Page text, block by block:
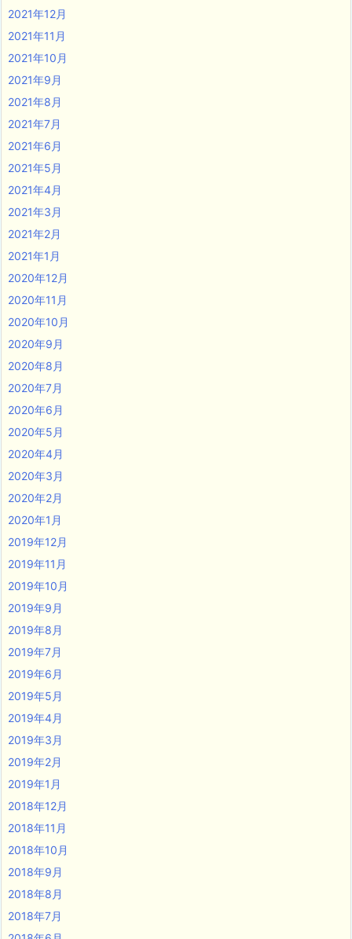
2021年12月
2021年11月
2021年10月
2021年9月
2021年8月
2021年7月
2021年6月
2021年5月
2021年4月
2021年3月
2021年2月
2021年1月
2020年12月
2020年11月
2020年10月
2020年9月
2020年8月
2020年7月
2020年6月
2020年5月
2020年4月
2020年3月
2020年2月
2020年1月
2019年12月
2019年11月
2019年10月
2019年9月
2019年8月
2019年7月
2019年6月
2019年5月
2019年4月
2019年3月
2019年2月
2019年1月
2018年12月
2018年11月
2018年10月
2018年9月
2018年8月
2018年7月